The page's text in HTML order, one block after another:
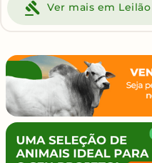
Ver mais em Leilão